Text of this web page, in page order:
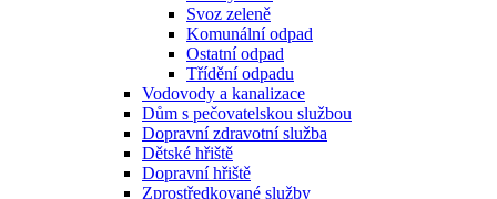
Svoz zeleně
Komunální odpad
Ostatní odpad
Třídění odpadu
Vodovody a kanalizace
Dům s pečovatelskou službou
Dopravní zdravotní služba
Dětské hřiště
Dopravní hřiště
Zprostředkované služby